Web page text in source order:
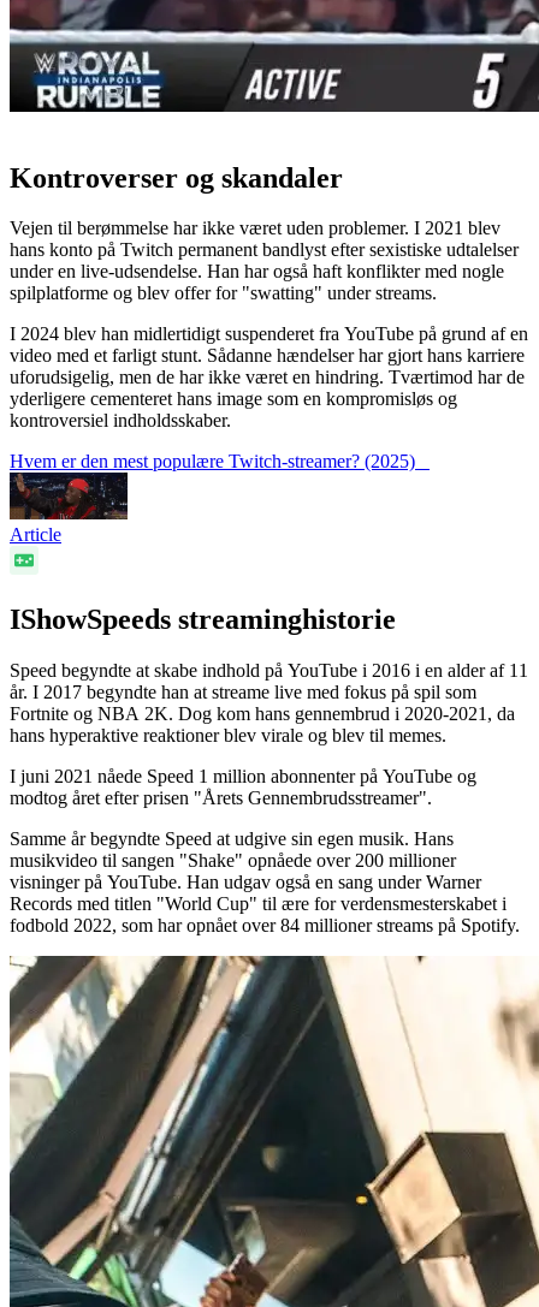
Kontroverser og skandaler
Vejen til berømmelse har ikke været uden problemer. I 2021 blev
hans konto på Twitch permanent bandlyst efter sexistiske udtalelser
under en live-udsendelse. Han har også haft konflikter med nogle
spilplatforme og blev offer for "swatting" under streams.
I 2024 blev han midlertidigt suspenderet fra YouTube på grund af en
video med et farligt stunt. Sådanne hændelser har gjort hans karriere
uforudsigelig, men de har ikke været en hindring. Tværtimod har de
yderligere cementeret hans image som en kompromisløs og
kontroversiel indholdsskaber.
Hvem er den mest populære Twitch-streamer? (2025)
Article
IShowSpeeds streaminghistorie
Speed begyndte at skabe indhold på YouTube i 2016 i en alder af 11
år. I 2017 begyndte han at streame live med fokus på spil som
Fortnite og NBA 2K. Dog kom hans gennembrud i 2020-2021, da
hans hyperaktive reaktioner blev virale og blev til memes.
I juni 2021 nåede Speed 1 million abonnenter på YouTube og
modtog året efter prisen "Årets Gennembrudsstreamer".
Samme år begyndte Speed at udgive sin egen musik. Hans
musikvideo til sangen "Shake" opnåede over 200 millioner
visninger på YouTube. Han udgav også en sang under Warner
Records med titlen "World Cup" til ære for verdensmesterskabet i
fodbold 2022, som har opnået over 84 millioner streams på Spotify.